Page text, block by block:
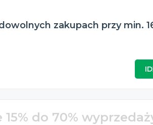
zakupach przy min.
do 70%